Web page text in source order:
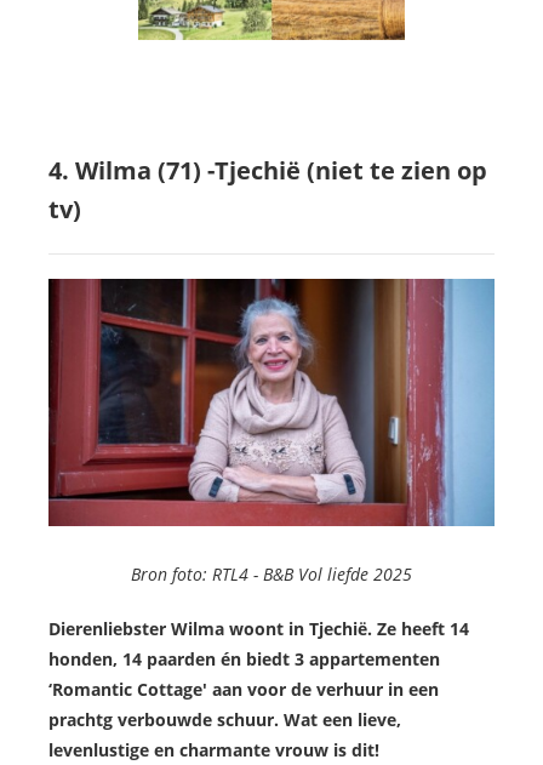
4. Wilma (71) -Tjechië (niet te zien op
tv)
Bron foto: RTL4 - B&B Vol liefde 2025
Dierenliebster Wilma woont in Tjechië. Ze heeft 14
honden, 14 paarden én biedt 3 appartementen
‘Romantic Cottage' aan voor de verhuur in een
prachtg verbouwde schuur. Wat een lieve,
levenlustige en charmante vrouw is dit!